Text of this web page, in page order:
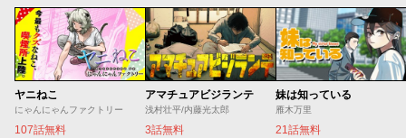
ヤニねこ
にゃんにゃんファクトリー
107話無料
アマチュアビジランテ
浅村壮平/内藤光太郎
3話無料
妹は知っている
雁木万里
21話無料